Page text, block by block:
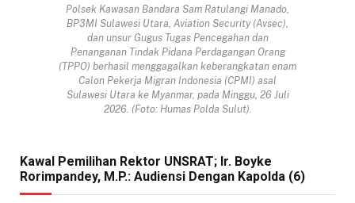
Polsek Kawasan Bandara Sam Ratulangi Manado,
BP3MI Sulawesi Utara, Aviation Security (Avsec),
dan unsur Gugus Tugas Pencegahan dan
Penanganan Tindak Pidana Perdagangan Orang
(TPPO) berhasil menggagalkan keberangkatan enam
Calon Pekerja Migran Indonesia (CPMI) asal
Sulawesi Utara ke Myanmar, pada Minggu, 26 Juli
2026. (Foto: Humas Polda Sulut).
Kawal Pemilihan Rektor UNSRAT; Ir. Boyke
Rorimpandey, M.P.: Audiensi Dengan Kapolda (6)